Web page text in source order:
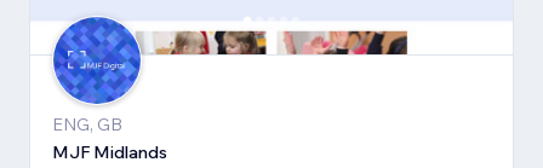
ENG, GB
MJF Midlands